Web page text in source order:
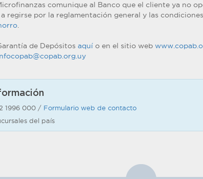
comunique al Banco que el cliente ya no
regirse por la reglamentación general y las
de Depósitos aquí o en el sitio web
1996 000 / Formulario web de contacto
del país